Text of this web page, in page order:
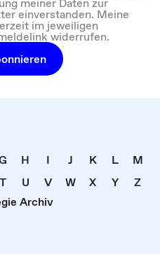
einverstanden. Meine
im jeweiligen
widerrufen.
H I J K L
M
T U V W X Y
Z
Archiv